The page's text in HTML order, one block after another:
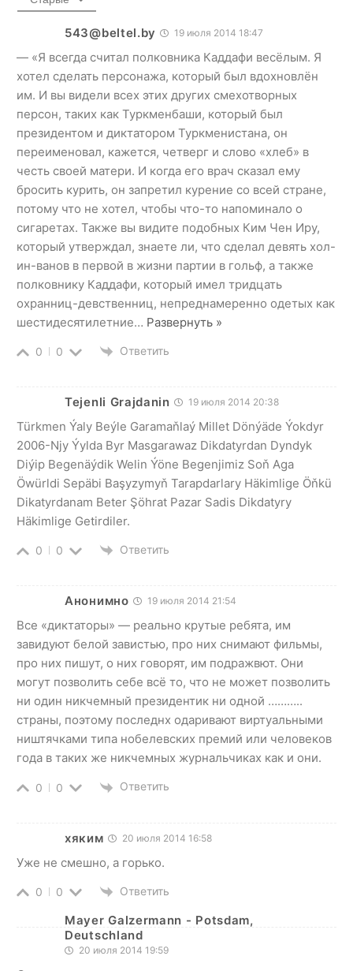
543@beltel.by 19 июля 2014 18:47
— «Я всегда считал полковника Каддафи весёлым. Я
хотел сделать персонажа, который был вдохновлён
им. И вы видели всех этих других смехотворных
персон, таких как Туркменбаши, который был
президентом и диктатором Туркменистана, он
переименовал, кажется, четверг и слово «хлеб» в
честь своей матери. И когда его врач сказал ему
бросить курить, он запретил курение со всей стране,
потому что не хотел, чтобы что-то напоминало о
сигаретах. Также вы видите подобных Ким Чен Иру,
который утверждал, знаете ли, что сделал девять хол-
ин-ванов в первой в жизни партии в гольф, а также
полковнику Каддафи, который имел тридцать
охранниц-девственниц, непреднамеренно одетых как
шестидесятилетние… Развернуть »
0 0 Ответить
Tejenli Grajdanin 19 июля 2014 20:38
Türkmen Ýaly Beýle Garamaňlaý Millet Dönýäde Ýokdyr
2006-Njy Ýylda Byr Masgarawaz Dikdatyrdan Dyndyk
Diýip Begenäýdik Welin Ýöne Begenjimiz Soň Aga
Öwürldi Sepäbi Başyzymyň Tarapdarlary Häkimlige Öňkü
Dikatyrdanam Beter Şöhrat Pazar Sadis Dikdatyry
Häkimlige Getirdiler.
0 0 Ответить
Анонимно 19 июля 2014 21:54
Все «диктаторы» — реально крутые ребята, им
завидуют белой завистью, про них снимают фильмы,
про них пишут, о них говорят, им подражвют. Они
могут позволить себе всё то, что не может позволить
ни один никчемный президентик ни одной ………..
страны, поэтому последнх одаривают виртуальными
ништячками типа нобелевских премий или человеков
года в таких же никчемных журнальчиках как и они.
0 0 Ответить
хяким 20 июля 2014 16:58
Уже не смешно, а горько.
0 0 Ответить
Mayer Galzermann - Potsdam,
Deutschland
20 июля 2014 19:59